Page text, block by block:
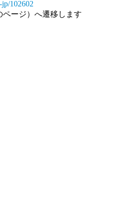
jp/102602
ージ）へ遷移します